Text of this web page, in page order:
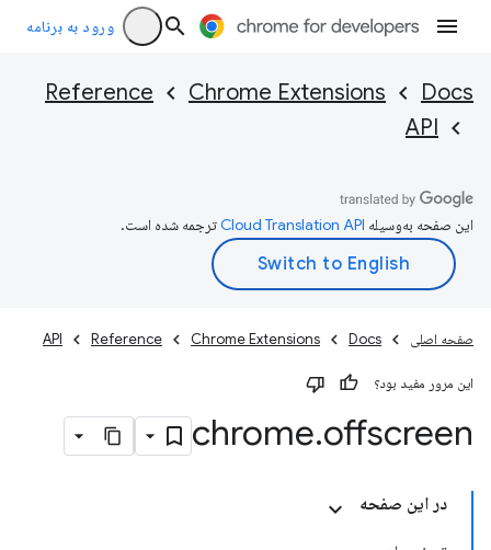
ورود به برنامه
Docs
Chrome Extensions
Reference
API
این صفحه به‌وسیله ترجمه شده است.
صفحه اصلی Docs
Chrome Extensions
Reference
API
این مرور مفید بود؟
chrome.offscreen
در این صفحه